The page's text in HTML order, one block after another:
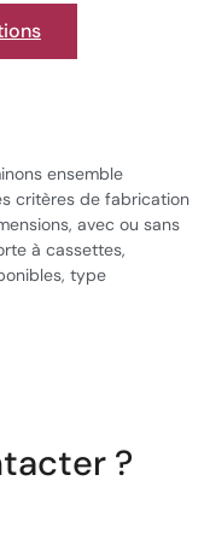
ensemble
critères de fabrication
avec ou sans
à cassettes,
type
?